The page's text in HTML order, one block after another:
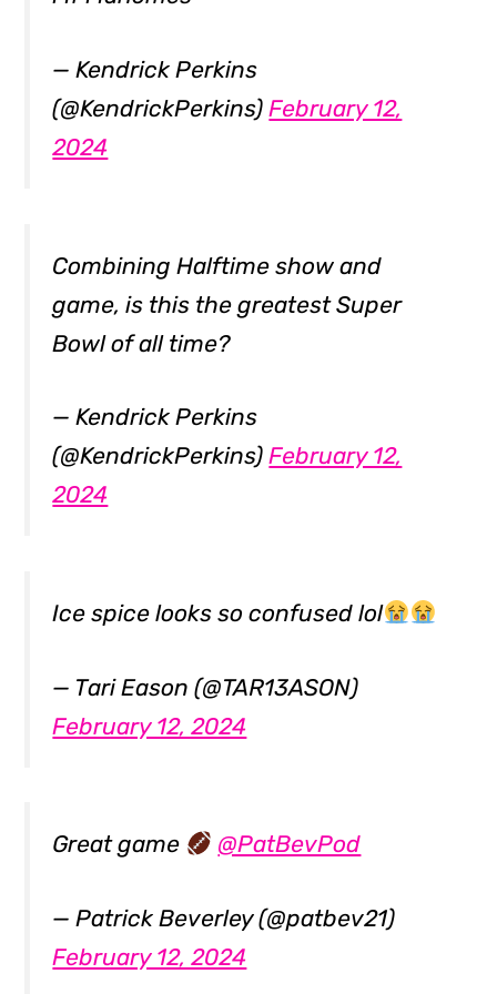
— Kendrick Perkins
(@KendrickPerkins)February 12,
2024
Combining Halftime show and
game, is this the greatest Super
Bowl of all time?
— Kendrick Perkins
(@KendrickPerkins)February 12,
2024
Ice spice looks so confused lol
— Tari Eason (@TAR13ASON)
February 12, 2024
Great game @PatBevPod
— Patrick Beverley (@patbev21)
February 12, 2024